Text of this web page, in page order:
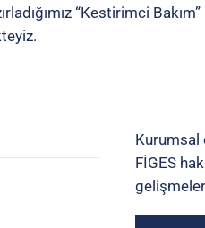
“Kestirimci
Kurumsal
FİGES